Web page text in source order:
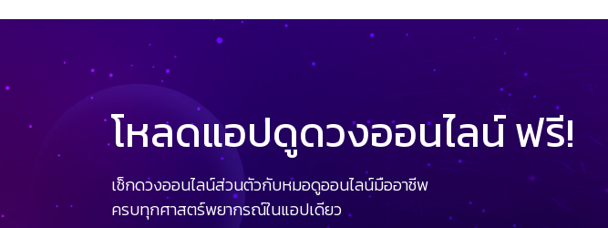
โหลดแอปดูดวงออนไลน์ ฟรี!
เช็กดวงออนไลน์ส่วนตัวกับหมอดูออนไลน์มืออาชีพ
ครบทุกศาสตร์พยากรณ์ในแอปเดียว